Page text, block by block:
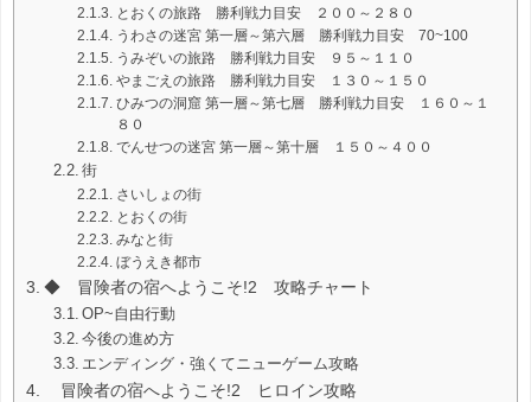
とおくの旅路 勝利戦力目安 ２００～２８０
うわさの迷宮 第一層～第六層 勝利戦力目安 70~100
うみぞいの旅路 勝利戦力目安 ９５～１１０
やまごえの旅路 勝利戦力目安 １３０～１５０
ひみつの洞窟 第一層～第七層 勝利戦力目安 １６０～１
８０
でんせつの迷宮 第一層～第十層 １５０～４００
街
さいしょの街
とおくの街
みなと街
ぼうえき都市
◆ 冒険者の宿へようこそ!2 攻略チャート
OP~自由行動
今後の進め方
エンディング・強くてニューゲーム攻略
冒険者の宿へようこそ!2 ヒロイン攻略